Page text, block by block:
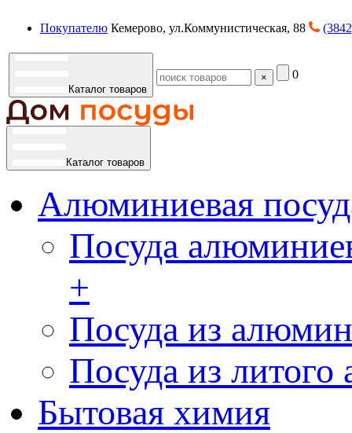
Покупателю Кемерово, ул.Коммунистическая, 88
Каталог товаров
× 0
Каталог товаров
Алюминиевая
Посуда
+
Посуда из
Посуда из
Бытовая химия